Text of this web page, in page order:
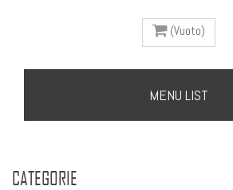
(Vuoto)
MENU LIST
CATEGORIE